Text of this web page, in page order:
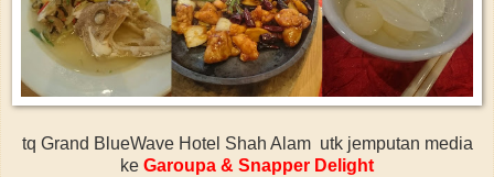
tq Grand BlueWave Hotel Shah Alam utk jemputan media
ke Garoupa & Snapper Delight